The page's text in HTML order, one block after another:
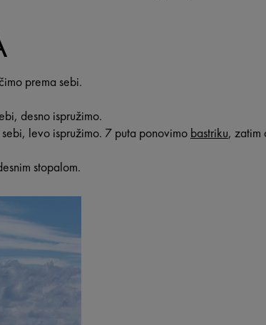
prema sebi.
desno ispružimo.
levo ispružimo. 7 puta ponovimo bastriku, zatim
stopalom.